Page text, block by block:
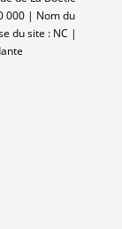
000 | Nom du
du site : NC |